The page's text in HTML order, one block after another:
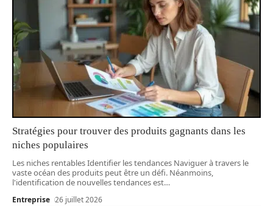
Stratégies pour trouver des produits gagnants dans les
niches populaires
Les niches rentables Identifier les tendances Naviguer à travers le
vaste océan des produits peut être un défi. Néanmoins,
l'identification de nouvelles tendances est…
Entreprise 26 juillet 2026